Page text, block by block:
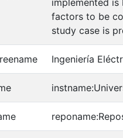
factors to be
study case is
Ingeniería